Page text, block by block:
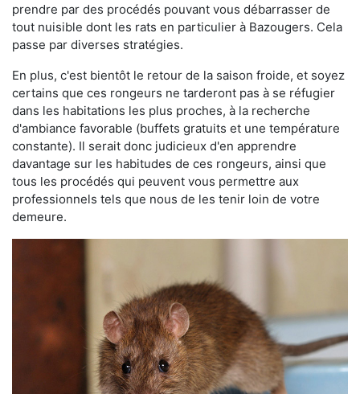
prendre par des procédés pouvant vous débarrasser de
tout nuisible dont les rats en particulier à Bazougers. Cela
passe par diverses stratégies.
En plus, c'est bientôt le retour de la saison froide, et soyez
certains que ces rongeurs ne tarderont pas à se réfugier
dans les habitations les plus proches, à la recherche
d'ambiance favorable (buffets gratuits et une température
constante). Il serait donc judicieux d'en apprendre
davantage sur les habitudes de ces rongeurs, ainsi que
tous les procédés qui peuvent vous permettre aux
professionnels tels que nous de les tenir loin de votre
demeure.